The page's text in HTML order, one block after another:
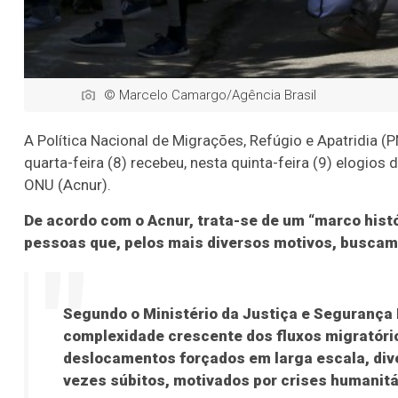
© Marcelo Camargo/Agência Brasil
A Política Nacional de Migrações, Refúgio e Apatridia
quarta-feira (8) recebeu, nesta quinta-feira (9) elogios
ONU (Acnur).
De acordo com o Acnur, trata-se de um “marco
pessoas que, pelos mais diversos motivos,
Segundo o Ministério da Justiça e
complexidade crescente dos fluxos
deslocamentos forçados em larga escala,
vezes súbitos, motivados por crises